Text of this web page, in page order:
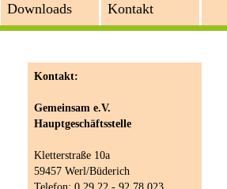
Downloads Kontakt
Kontakt:
Gemeinsam e.V.
Hauptgeschäftsstelle
Kletterstraße 10a
59457 Werl/Büderich